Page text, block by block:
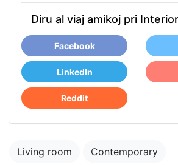
Diru al viaj amikoj pri
Facebook
LinkedIn
Reddit
Living room Contemporary